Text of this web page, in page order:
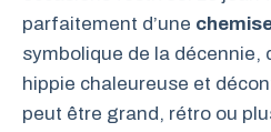
parfaitement d’une
symbolique de la décennie,
hippie chaleureuse et
peut être grand, rétro ou